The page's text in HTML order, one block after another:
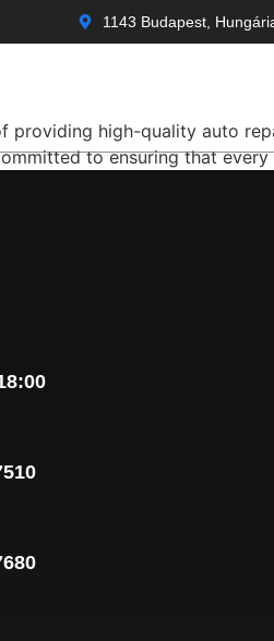
1143 Budapest,
providing high-quality auto
to ensuring that